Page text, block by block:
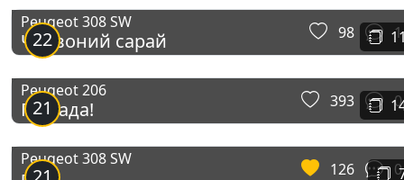
22
Peugeot 308 SW
Червоний сарай 98 1
21
Peugeot 206
Помада! 393 0
Peugeot 308 SW
126 0